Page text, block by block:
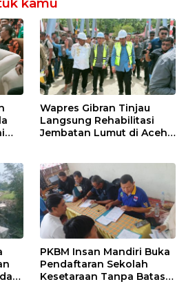
kamu
Wapres Gibran Tinjau
Langsung Rehabilitasi
Jembatan Lumut di Aceh
PKBM Insan Mandiri Buka
Pendaftaran Sekolah
Kesetaraan Tanpa Batas